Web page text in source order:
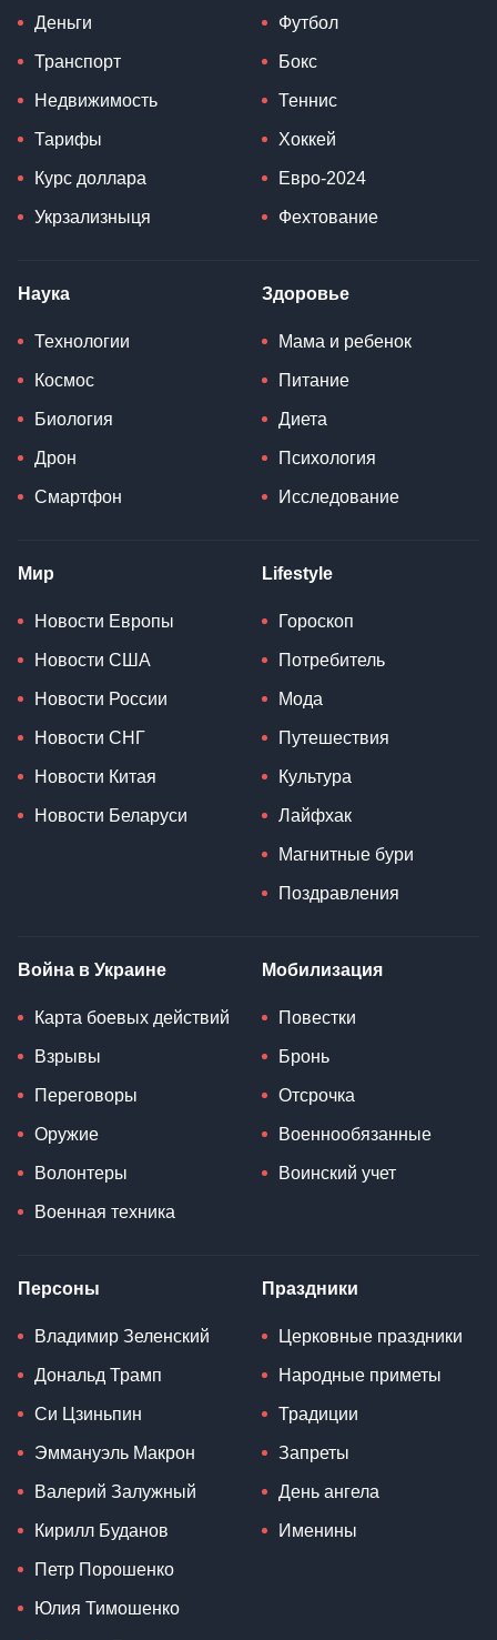
Деньги
Транспорт
Недвижимость
Тарифы
Курс доллара
Укрзализныця
Футбол
Бокс
Теннис
Хоккей
Евро-2024
Фехтование
Наука
Технологии
Космос
Биология
Дрон
Смартфон
Здоровье
Мама и ребенок
Питание
Диета
Психология
Исследование
Мир
Новости Европы
Новости США
Новости России
Новости СНГ
Новости Китая
Новости Беларуси
Lifestyle
Гороскоп
Потребитель
Мода
Путешествия
Культура
Лайфхак
Магнитные бури
Поздравления
Война в Украине
Карта боевых действий
Взрывы
Переговоры
Оружие
Волонтеры
Военная техника
Мобилизация
Повестки
Бронь
Отсрочка
Военнообязанные
Воинский учет
Персоны
Владимир Зеленский
Дональд Трамп
Си Цзиньпин
Эммануэль Макрон
Валерий Залужный
Кирилл Буданов
Петр Порошенко
Юлия Тимошенко
Праздники
Церковные праздники
Народные приметы
Традиции
Запреты
День ангела
Именины